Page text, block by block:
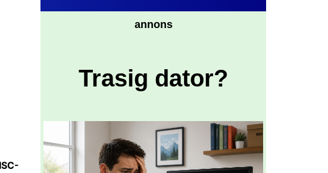
annons
Trasig dator?